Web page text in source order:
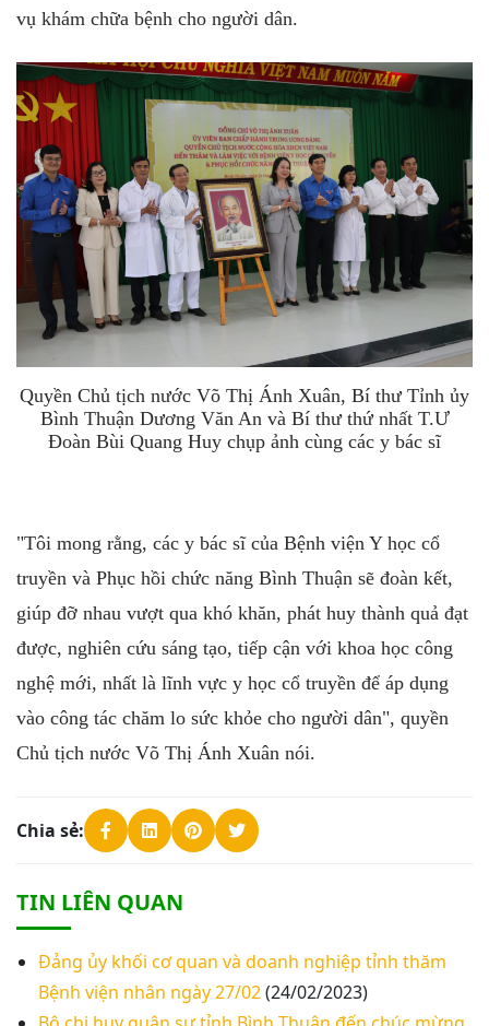
vụ khám chữa bệnh cho người dân.
Quyền Chủ tịch nước Võ Thị Ánh Xuân, Bí thư Tỉnh ủy
Bình Thuận Dương Văn An và Bí thư thứ nhất T.Ư
Đoàn Bùi Quang Huy chụp ảnh cùng các y bác sĩ
"Tôi mong rằng, các y bác sĩ của Bệnh viện Y học cổ
truyền và Phục hồi chức năng Bình Thuận sẽ đoàn kết,
giúp đỡ nhau vượt qua khó khăn, phát huy thành quả đạt
được, nghiên cứu sáng tạo, tiếp cận với khoa học công
nghệ mới, nhất là lĩnh vực y học cổ truyền để áp dụng
vào công tác chăm lo sức khỏe cho người dân", quyền
Chủ tịch nước Võ Thị Ánh Xuân nói.
Chia sẻ:
TIN LIÊN QUAN
Đảng ủy khối cơ quan và doanh nghiệp tỉnh thăm
Bệnh viện nhân ngày 27/02(24/02/2023)